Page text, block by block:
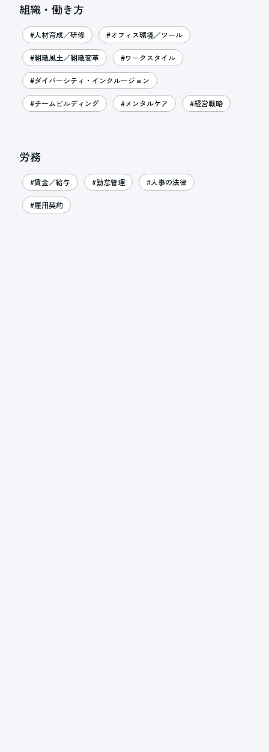
組織・働き方
#人材育成／研修 #オフィス環境／ツール
#組織風土／組織変革 #ワークスタイル
#ダイバーシティ・インクルージョン
#チームビルディング #メンタルケア #経営戦略
労務
#賃金／給与 #勤怠管理 #人事の法律
#雇用契約